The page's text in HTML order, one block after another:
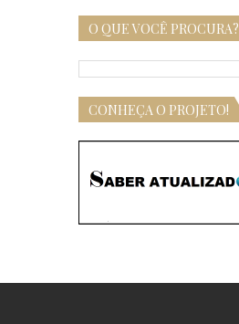
O QUE VOCÊ PROCURA?
CONHEÇA O PROJETO!